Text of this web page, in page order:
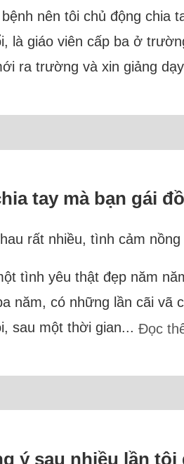
nên tôi chủ động chia
là giáo viên cấp ba ở
ra trường và xin giảng
tay mà bạn gái
rất nhiều, tình cảm
tình yêu thật đẹp năm
năm, có những lần cãi vã
sau một thời gian... Đọc
ý sau nhiều lần